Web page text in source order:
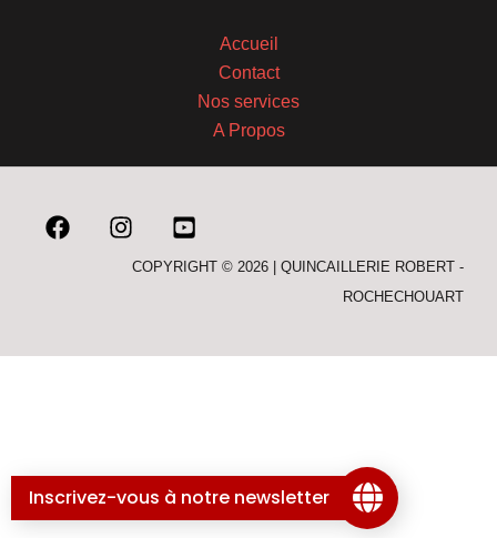
Accueil
Contact
Nos services
A Propos
COPYRIGHT © 2026 | QUINCAILLERIE ROBERT -
ROCHECHOUART
Inscrivez-vous à notre newsletter